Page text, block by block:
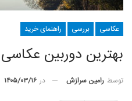
عکاسی بررسی راهنمای خرید
بهترین دوربین عکاسی
توسط رامین سرازش در ۱۴۰۵/۰۳/۱۶